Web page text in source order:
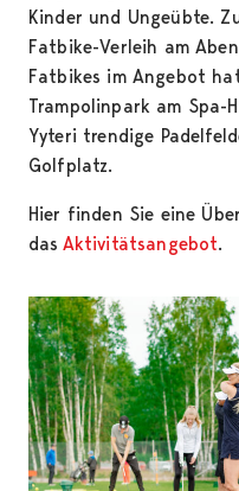
Kinder und Ungeübte.
Fatbike-Verleih am
Fatbikes im Angebot
Trampolinpark am Spa-
Yyteri trendige
Golfplatz.
Hier finden Sie eine
das Aktivitätsangebot.